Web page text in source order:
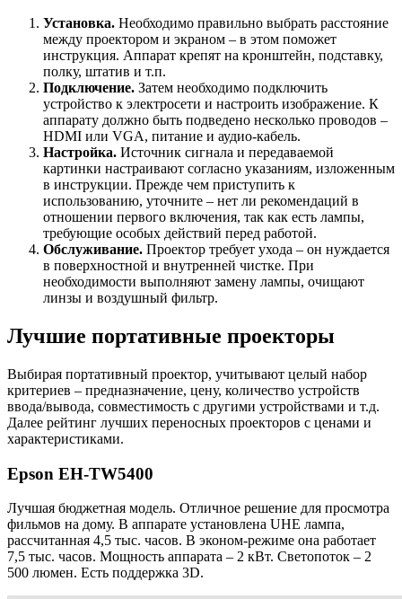
Установка. Необходимо правильно выбрать расстояние
между проектором и экраном – в этом поможет
инструкция. Аппарат крепят на кронштейн, подставку,
полку, штатив и т.п.
Подключение. Затем необходимо подключить
устройство к электросети и настроить изображение. К
аппарату должно быть подведено несколько проводов –
HDMI или VGA, питание и аудио-кабель.
Настройка. Источник сигнала и передаваемой
картинки настраивают согласно указаниям, изложенным
в инструкции. Прежде чем приступить к
использованию, уточните – нет ли рекомендаций в
отношении первого включения, так как есть лампы,
требующие особых действий перед работой.
Обслуживание. Проектор требует ухода – он нуждается
в поверхностной и внутренней чистке. При
необходимости выполняют замену лампы, очищают
линзы и воздушный фильтр.
Лучшие портативные проекторы
Выбирая портативный проектор, учитывают целый набор
критериев – предназначение, цену, количество устройств
ввода/вывода, совместимость с другими устройствами и т.д.
Далее рейтинг лучших переносных проекторов с ценами и
характеристиками.
Epson EH-TW5400
Лучшая бюджетная модель. Отличное решение для просмотра
фильмов на дому. В аппарате установлена UHE лампа,
рассчитанная 4,5 тыс. часов. В эконом-режиме она работает
7,5 тыс. часов. Мощность аппарата – 2 кВт. Светопоток – 2
500 люмен. Есть поддержка 3D.